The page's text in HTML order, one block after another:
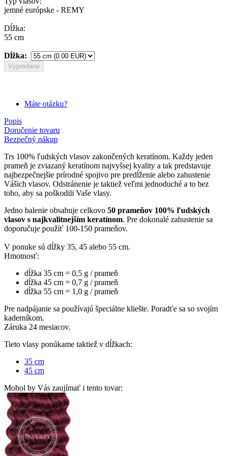
jemné európske - REMY
Dĺžka:
55 cm
Dĺžka:
Vypredané
Máte otázku?
Popis
Doručenie tovaru
Bezpečný nákup
Trs 100% ľudských vlasov zakončených keratínom. Každy jeden
prameň je zviazaný keratínom najvyšsej kvality a tak predstavuje
najbezpečnejšie prírodné spojivo pre predĺženie alebo zahustenie
Vášich vlasov. Odstránenie je taktiež veľmi jednoduché a to bez
toho, aby sa poškodili Vaše vlasy.
Jedno balenie obsahuje celkovo 50 prameňov 100% ľudských
vlasov s najkvalitnejším keratínom. Pre dokonalé zahustenie sa
doporučuje použíť 100-150 prameňov.
V ponuke sú dĺžky 35, 45 alebo 55 cm.
Hmotnosť:
dĺžka 35 cm = 0,5 g / prameň
dĺžka 45 cm = 0,7 g / prameň
dĺžka 55 cm = 1,0 g / prameň
Pre nadpájanie sa používajú špeciálne kliešte. Poradťe sa so svojím
kaderníkom.
Záruka 24 mesiacov.
Tieto vlasy ponúkame taktiež v dĺžkach:
35 cm
45 cm
Mohol by Vás zaujímať i tento tovar: